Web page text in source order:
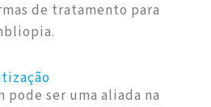
de tratamento para
ser uma aliada na